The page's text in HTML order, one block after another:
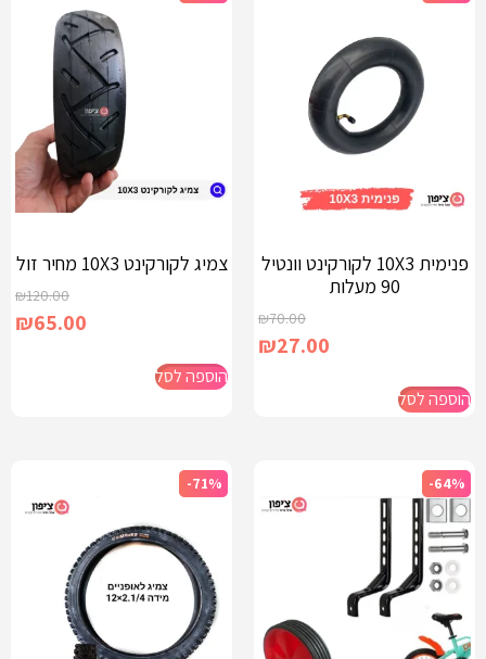
פנימית 10X3 לקורקינט וונטיל
90 מעלות
₪70.00
₪27.00
הוספה לסל
צמיג לקורקינט 10X3 מחיר זול
₪120.00
₪65.00
הוספה לסל
-64%
-71%